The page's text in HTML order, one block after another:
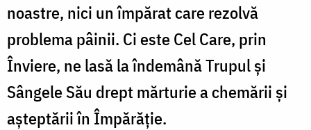
noastre, nici un împărat care rezolvă
problema pâinii. Ci este Cel Care, prin
Înviere, ne lasă la îndemână Trupul și
Sângele Său drept mărturie a chemării și
așteptării în Împărăție.